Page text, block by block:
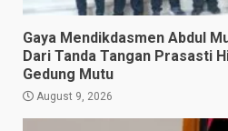
Gaya Mendikdasmen Abdul
Dari Tanda Tangan Prasasti
Gedung Mutu
August 9, 2026